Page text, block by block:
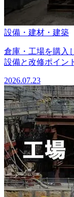
設備・建材・建築
倉庫・工場を購入
設備と改修ポイン
2026.07.23